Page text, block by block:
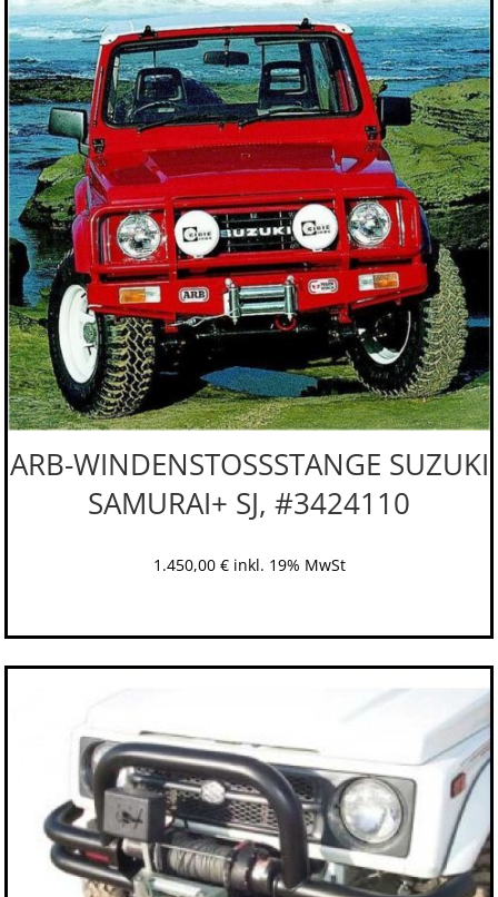
ARB-WINDENSTOSSSTANGE SUZUKI
SAMURAI+ SJ, #3424110
1.450,00 € inkl. 19% MwSt